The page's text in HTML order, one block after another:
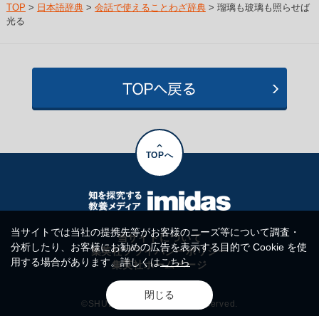
TOP > 日本語辞典> 会話で使えることわざ辞典> 瑠璃も玻璃も照らせば
光る
TOPへ
当サイトについて
集英社プライバシーポリシー
集英社ホームページ
©SHUEISHA Inc. All rights reserved.
当サイトでは当社の提携先等がお客様のニーズ等について調査・
分析したり、お客様にお勧めの広告を表示する目的で Cookie を使
用する場合があります。詳しくはこちら
閉じる